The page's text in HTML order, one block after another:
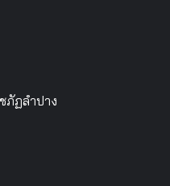
ภัฏลำปาง